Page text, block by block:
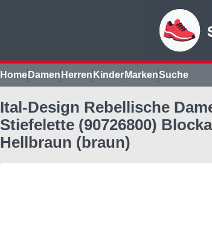
Home Damen Herren Kinder MarkenSuche
Ital-Design Rebellische
Stiefelette (90726800)
Hellbraun (braun)